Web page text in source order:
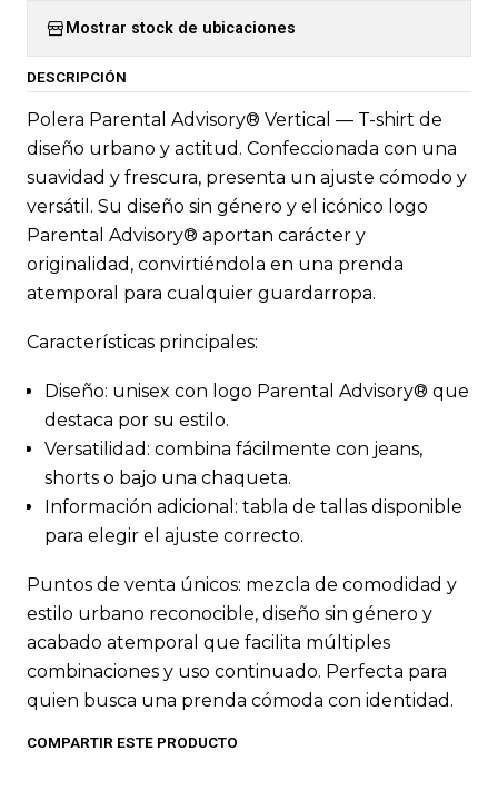
Mostrar stock de ubicaciones
DESCRIPCIÓN
Polera Parental Advisory® Vertical — T-shirt de
diseño urbano y actitud. Confeccionada con una
suavidad y frescura, presenta un ajuste cómodo y
versátil. Su diseño sin género y el icónico logo
Parental Advisory® aportan carácter y
originalidad, convirtiéndola en una prenda
atemporal para cualquier guardarropa.
Características principales:
Diseño: unisex con logo Parental Advisory® que
destaca por su estilo.
Versatilidad: combina fácilmente con jeans,
shorts o bajo una chaqueta.
Información adicional: tabla de tallas disponible
para elegir el ajuste correcto.
Puntos de venta únicos: mezcla de comodidad y
estilo urbano reconocible, diseño sin género y
acabado atemporal que facilita múltiples
combinaciones y uso continuado. Perfecta para
quien busca una prenda cómoda con identidad.
COMPARTIR ESTE PRODUCTO